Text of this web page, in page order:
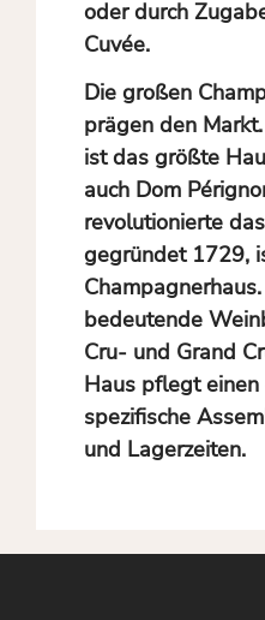
oder durch
Cuvée.
Die großen
prägen den Markt.
ist das größte
auch Dom
revolutionierte
gegründet 1729,
Champagnerhaus.
bedeutende
Cru- und Grand
Haus pflegt
spezifische
und Lagerzeiten.